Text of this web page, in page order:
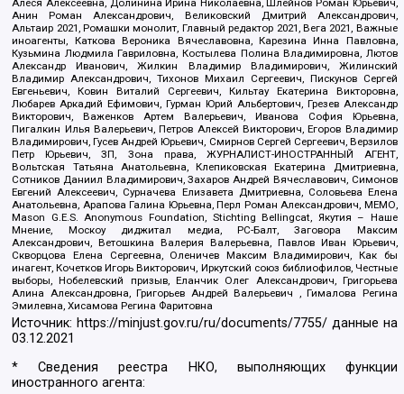
Алеся Алексеевна, Долинина Ирина Николаевна, Шлейнов Роман Юрьевич,
Анин Роман Александрович, Великовский Дмитрий Александрович,
Альтаир 2021, Ромашки монолит, Главный редактор 2021, Вега 2021, Важные
иноагенты, Каткова Вероника Вячеславовна, Карезина Инна Павловна,
Кузьмина Людмила Гавриловна, Костылева Полина Владимировна, Лютов
Александр Иванович, Жилкин Владимир Владимирович, Жилинский
Владимир Александрович, Тихонов Михаил Сергеевич, Пискунов Сергей
Евгеньевич, Ковин Виталий Сергеевич, Кильтау Екатерина Викторовна,
Любарев Аркадий Ефимович, Гурман Юрий Альбертович, Грезев Александр
Викторович, Важенков Артем Валерьевич, Иванова София Юрьевна,
Пигалкин Илья Валерьевич, Петров Алексей Викторович, Егоров Владимир
Владимирович, Гусев Андрей Юрьевич, Смирнов Сергей Сергеевич, Верзилов
Петр Юрьевич, ЗП, Зона права, ЖУРНАЛИСТ-ИНОСТРАННЫЙ АГЕНТ,
Вольтская Татьяна Анатольевна, Клепиковская Екатерина Дмитриевна,
Сотников Даниил Владимирович, Захаров Андрей Вячеславович, Симонов
Евгений Алексеевич, Сурначева Елизавета Дмитриевна, Соловьева Елена
Анатольевна, Арапова Галина Юрьевна, Перл Роман Александрович, МЕМО,
Mason G.E.S. Anonymous Foundation, Stichting Bellingcat, Якутия – Наше
Мнение, Москоу диджитал медиа, РС-Балт, Заговора Максим
Александрович, Ветошкина Валерия Валерьевна, Павлов Иван Юрьевич,
Скворцова Елена Сергеевна, Оленичев Максим Владимирович, Как бы
инагент, Кочетков Игорь Викторович, Иркутский союз библиофилов, Честные
выборы, Нобелевский призыв, Еланчик Олег Александрович, Григорьева
Алина Александровна, Григорьев Андрей Валерьевич , Гималова Регина
Эмилевна, Хисамова Регина Фаритовна
Источник:https://minjust.gov.ru/ru/documents/7755/ данные на
03.12.2021
* Сведения реестра НКО, выполняющих функции
иностранного агента: